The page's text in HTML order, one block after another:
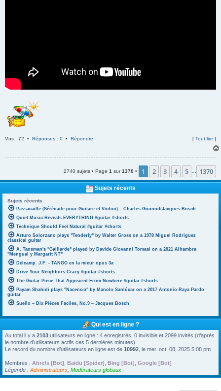
Vus : 72 • Réponses : 0 • Répondre [ Tout lire ]
2740 sujets • Page 1 sur1370 • 1 2 3 4 5 1370
Sujets récents
Sujets récents
Passacaille (Sérénade pour Guitare et Violon) – Charles Gounod/Jacques Bosch
Quiet Music Reveals EVERYTHING #guitar #shorts
Technique Should Feel Natural #guitar #shorts
Arturo Solorzano plays "Tenderly" by Walter Gross on a 1978 Miguel Rodriguez
classical guitar
A. Tansman's "Gaillarde" played by Davide Giovanni Tomasi on a 2021 Alhambra
"Mengual y Margarit NT"
Delcamp. J.F: - TANGO en la mieur opus 3a
Drive Your Neighbors Crazy #guitar #shorts
The Guitar Piece That Appeared From Nowhere #guitar #shorts
Payam Shahidi plays "Nacencia" by Manolo Sanlúcar on a 2017 Antonio Raya Pardo
guitar
Sueño – Dix Pièces Faciles, No.9 – Jacques Bosch
Qui est en ligne ?
Au total il y a 2103 utilisateurs en ligne : 4 enregistrés, 0 invisible et 2099 invités (d’après
le nombre d’utilisateurs actifs ces 5 dernières minutes)
Le record du nombre d’utilisateurs en ligne est de 10992 , le mer. oct. 08, 2025 5:08 pm
Membres : Ahrefs [Bot] Baidu [Spider] Bing [Bot] Google [Bot]
Légende : Administrateurs Modérateurs globaux